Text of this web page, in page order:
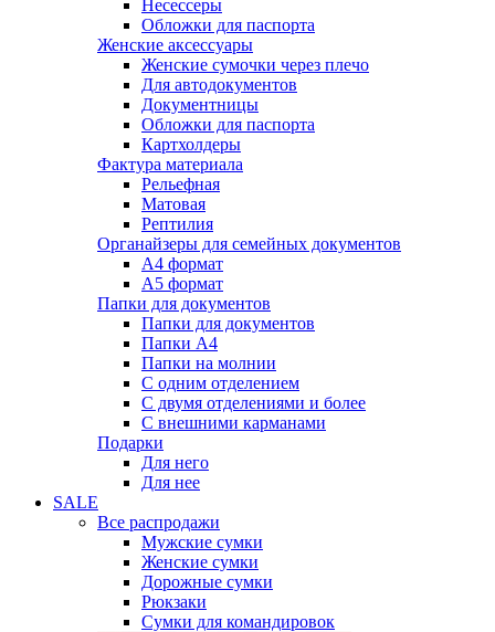
Несессеры
Обложки для паспорта
Женские аксессуары
Женские сумочки через плечо
Для автодокументов
Документницы
Обложки для паспорта
Картхолдеры
Фактура материала
Рельефная
Матовая
Рептилия
Органайзеры для семейных документов
А4 формат
А5 формат
Папки для документов
Папки для документов
Папки А4
Папки на молнии
С одним отделением
С двумя отделениями и более
С внешними карманами
Подарки
Для него
Для нее
SALE
Все распродажи
Мужские сумки
Женские сумки
Дорожные сумки
Рюкзаки
Сумки для командировок